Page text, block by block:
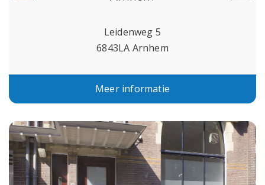
Leidenweg 5
6843LA Arnhem
Meer informatie